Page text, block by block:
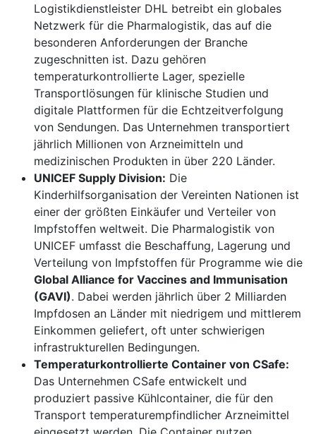
Logistikdienstleister DHL betreibt ein globales
Netzwerk für die Pharmalogistik, das auf die
besonderen Anforderungen der Branche
zugeschnitten ist. Dazu gehören
temperaturkontrollierte Lager, spezielle
Transportlösungen für klinische Studien und
digitale Plattformen für die Echtzeitverfolgung
von Sendungen. Das Unternehmen transportiert
jährlich Millionen von Arzneimitteln und
medizinischen Produkten in über 220 Länder.
UNICEF Supply Division: Die
Kinderhilfsorganisation der Vereinten Nationen ist
einer der größten Einkäufer und Verteiler von
Impfstoffen weltweit. Die Pharmalogistik von
UNICEF umfasst die Beschaffung, Lagerung und
Verteilung von Impfstoffen für Programme wie die
Global Alliance for Vaccines and Immunisation
(GAVI). Dabei werden jährlich über 2 Milliarden
Impfdosen an Länder mit niedrigem und mittlerem
Einkommen geliefert, oft unter schwierigen
infrastrukturellen Bedingungen.
Temperaturkontrollierte Container von CSafe:
Das Unternehmen CSafe entwickelt und
produziert passive Kühlcontainer, die für den
Transport temperaturempfindlicher Arzneimittel